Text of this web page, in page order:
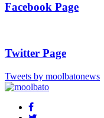
Facebook Page
Twitter Page
Tweets by moolbatonews